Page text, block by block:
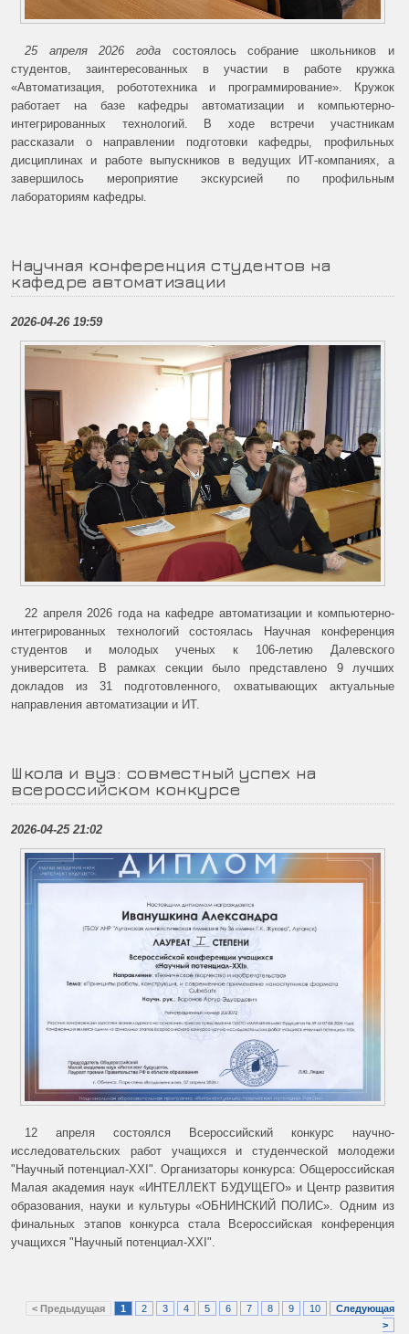
25 апреля 2026 года состоялось собрание школьников и
студентов, заинтересованных в участии в работе кружка
«Автоматизация, робототехника и программирование». Кружок
работает на базе кафедры автоматизации и компьютерно-
интегрированных технологий. В ходе встречи участникам
рассказали о направлении подготовки кафедры, профильных
дисциплинах и работе выпускников в ведущих ИТ-компаниях, а
завершилось мероприятие экскурсией по профильным
лабораториям кафедры.
Научная конференция студентов на
кафедре автоматизации
2026-04-26 19:59
22 апреля 2026 года на кафедре автоматизации и компьютерно-
интегрированных технологий состоялась Научная конференция
студентов и молодых ученых к 106-летию Далевского
университета. В рамках секции было представлено 9 лучших
докладов из 31 подготовленного, охватывающих актуальные
направления автоматизации и ИТ.
Школа и вуз: совместный успех на
всероссийском конкурсе
2026-04-25 21:02
12 апреля состоялся Всероссийский конкурс научно-
исследовательских работ учащихся и студенческой молодежи
"Научный потенциал-XXI". Организаторы конкурса: Общероссийская
Малая академия наук «ИНТЕЛЛЕКТ БУДУЩЕГО» и Центр развития
образования, науки и культуры «ОБНИНСКИЙ ПОЛИС». Одним из
финальных этапов конкурса стала Всероссийская конференция
учащихся "Научный потенциал-XXI".
< Предыдущая 1 2 3 4 5 6 7 8 9 10
Следующая
>